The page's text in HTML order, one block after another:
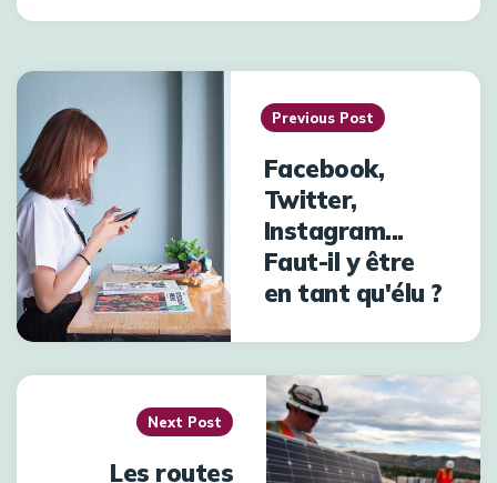
Previous Post
Facebook,
Twitter,
Instagram...
Faut-il y être
en tant qu'élu ?
Next Post
Les routes